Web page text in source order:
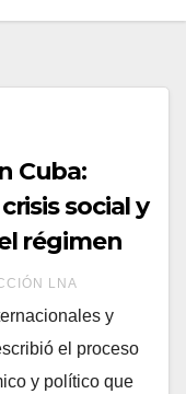
Cuba:
social y
régimen
LNA
y
el proceso
y político que